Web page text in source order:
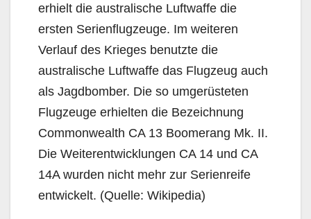
erhielt die australische Luftwaffe die
ersten Serienflugzeuge. Im weiteren
Verlauf des Krieges benutzte die
australische Luftwaffe das Flugzeug auch
als Jagdbomber. Die so umgerüsteten
Flugzeuge erhielten die Bezeichnung
Commonwealth CA 13 Boomerang Mk. II.
Die Weiterentwicklungen CA 14 und CA
14A wurden nicht mehr zur Serienreife
entwickelt. (Quelle: Wikipedia)